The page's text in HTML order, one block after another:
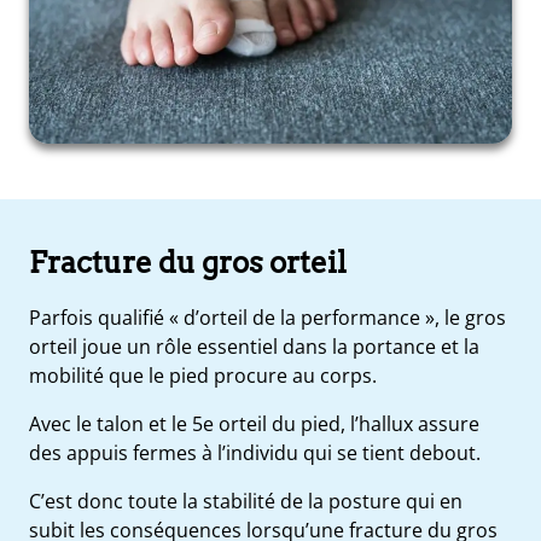
Fracture du gros orteil
Parfois qualifié « d’orteil de la performance », le gros
orteil joue un rôle essentiel dans la portance et la
mobilité que le pied procure au corps.
Avec le talon et le 5e orteil du pied, l’hallux assure
des appuis fermes à l’individu qui se tient debout.
C’est donc toute la stabilité de la posture qui en
subit les conséquences lorsqu’unefracture du gros